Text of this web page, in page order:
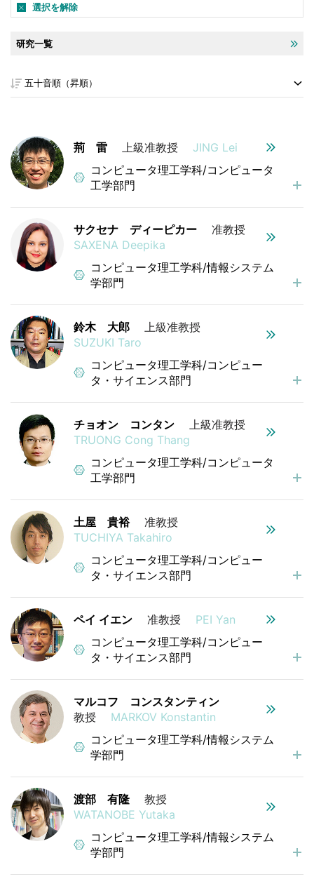
選択を解除
研究一覧
荊 雷 上級准教授
JING Lei
コンピュータ理工学科/コンピュータ
工学部門
サクセナ ディーピカー
准教授
SAXENA Deepika
コンピュータ理工学科/情報システム
学部門
鈴木 大郎
上級准教授
SUZUKI Taro
コンピュータ理工学科/コンピュー
タ・サイエンス部門
チョオン コンタン
上級准教授
TRUONG Cong Thang
コンピュータ理工学科/コンピュータ
工学部門
土屋 貴裕
准教授
TUCHIYA Takahiro
コンピュータ理工学科/コンピュー
タ・サイエンス部門
ペイ イエン 准教授
PEI Yan
コンピュータ理工学科/コンピュー
タ・サイエンス部門
マルコフ コンスタンティン
教授
MARKOV Konstantin
コンピュータ理工学科/情報システム
学部門
渡部 有隆
教授
WATANOBE Yutaka
コンピュータ理工学科/情報システム
学部門